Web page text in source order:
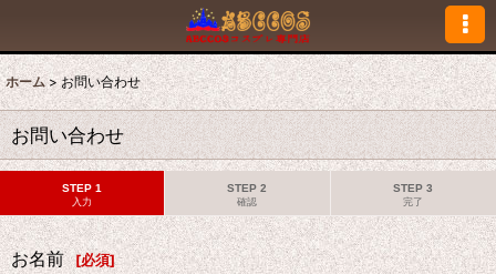
ホーム > お問い合わせ
お問い合わせ
STEP 1
入力
STEP 2
確認
STEP 3
完了
お名前 [必須]